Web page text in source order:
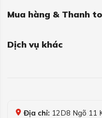
Mua hàng & Thanh
Dịch vụ khác
Địa chỉ: 12D8 Ngõ 11